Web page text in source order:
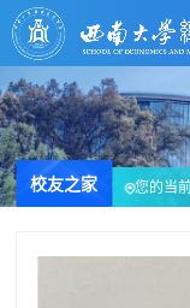
校友之家 您的当